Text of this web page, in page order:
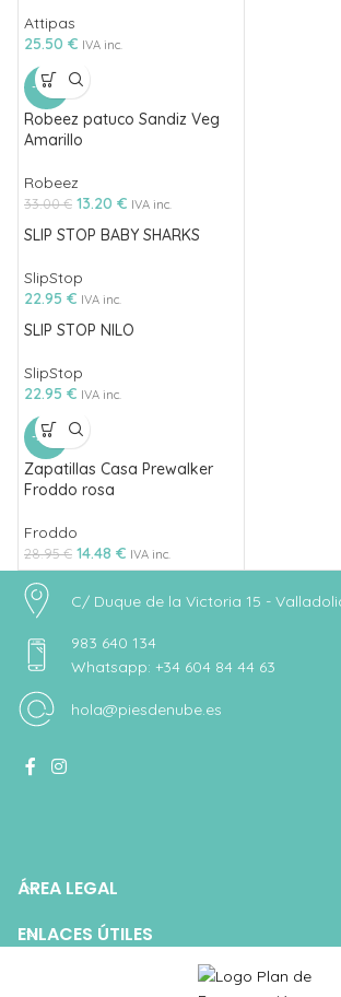
Attipas
25.50 € IVA inc.
-60%
Robeez patuco Sandiz Veg
Amarillo
Robeez
33.00€ 13.20 € IVA inc.
SLIP STOP BABY SHARKS
SlipStop
22.95 € IVA inc.
SLIP STOP NILO
SlipStop
22.95 € IVA inc.
-50%
Zapatillas Casa Prewalker
Froddo rosa
Froddo
28.95€ 14.48 € IVA inc.
C/ Duque de la Victoria 15 -
983 640 134
Whatsapp: +34 604 84 44 63
hola@piesdenube.es
ÁREA LEGAL
ENLACES ÚTILES